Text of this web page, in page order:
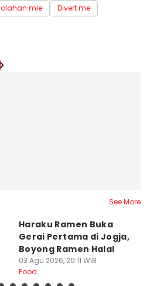
olahan mie Divert me
See More
Haraku Ramen Buka
Gerai Pertama di Jogja,
Boyong Ramen Halal
03 Agu 2026, 20:11 WIB
Food